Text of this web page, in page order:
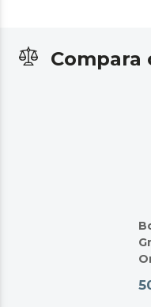
Compara